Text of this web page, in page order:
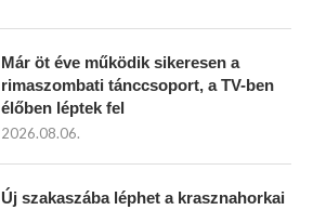
Már öt éve működik sikeresen a
rimaszombati tánccsoport, a TV-ben
élőben léptek fel
2026.08.06.
Új szakaszába léphet a krasznahorkai